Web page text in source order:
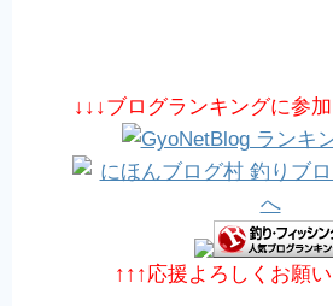
↓↓↓ブログランキングに参
↑↑↑応援よろしくお願